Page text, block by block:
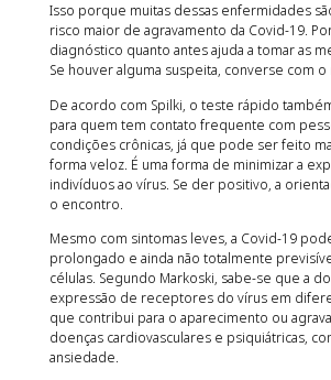
Isso porque muitas dessas enfermidades
risco maior de agravamento da Covid-19.
diagnóstico quanto antes ajuda a tomar as
Se houver alguma suspeita, converse com
De acordo com Spilki, o teste rápido
para quem tem contato frequente com
condições crônicas, já que pode ser feito
forma veloz. É uma forma de minimizar a
indivíduos ao vírus. Se der positivo, a
o encontro.
Mesmo com sintomas leves, a Covid-19
prolongado e ainda não totalmente
células. Segundo Markoski, sabe-se que a
expressão de receptores do vírus em
que contribui para o aparecimento ou
doenças cardiovasculares e psiquiátricas,
ansiedade.